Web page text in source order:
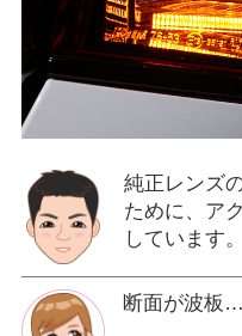
純正レンズ
ために、ア
しています。
断面が波板